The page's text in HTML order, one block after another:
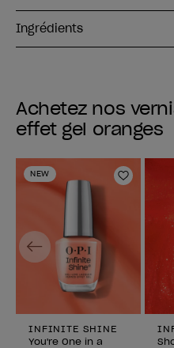
Ingrédients
Achetez nos
effet gel oranges
NEW
INFINITE SHINE
You're One in a
Previous